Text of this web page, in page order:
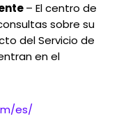
– El centro de
sobre su
del Servicio de
en el
es/